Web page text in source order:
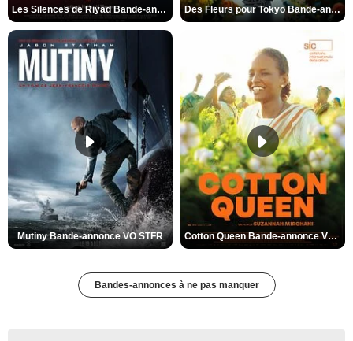
Les Silences de Riyad Bande-annonce VO STFR Des Fleurs pour Tokyo Bande-annonce VO STFR
Mutiny Bande-annonce VO STFR Cotton Queen Bande-annonce VO STFR
Bandes-annonces à ne pas manquer